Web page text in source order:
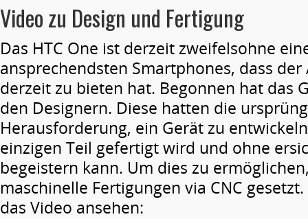
Video zu Design und Fertigung
Das HTC One ist derzeit zweifelsohne
ansprechendsten Smartphones, dass
derzeit zu bieten hat. Begonnen hat das
den Designern. Diese hatten die
Herausforderung, ein Gerät zu
einzigen Teil gefertigt wird und ohne
begeistern kann. Um dies zu
maschinelle Fertigungen via CNC
das Video ansehen: